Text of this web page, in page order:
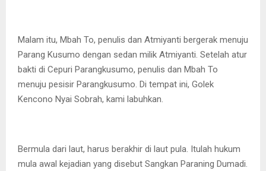
Malam itu, Mbah To, penulis dan Atmiyanti bergerak menuju
Parang Kusumo dengan sedan milik Atmiyanti. Setelah atur
bakti di Cepuri Parangkusumo, penulis dan Mbah To
menuju pesisir Parangkusumo. Di tempat ini, Golek
Kencono Nyai Sobrah, kami labuhkan.
Bermula dari laut, harus berakhir di laut pula. Itulah hukum
mula awal kejadian yang disebut Sangkan Paraning Dumadi.